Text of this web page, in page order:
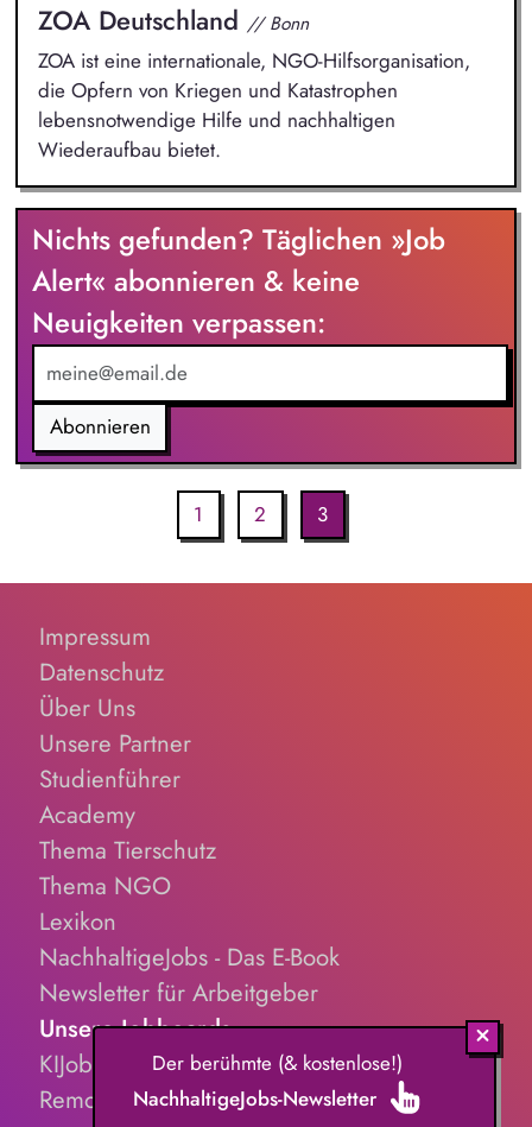
ZOA Deutschland // Bonn
ZOA ist eine internationale, NGO-Hilfsorganisation,
die Opfern von Kriegen und Katastrophen
lebensnotwendige Hilfe und nachhaltigen
Wiederaufbau bietet.
Nichts gefunden? Täglichen »Job
Alert« abonnieren & keine
Neuigkeiten verpassen:
Abonnieren
1 2 3
Impressum
Datenschutz
Über Uns
Unsere Partner
Studienführer
Academy
Thema Tierschutz
Thema NGO
Lexikon
NachhaltigeJobs - Das E-Book
Newsletter für Arbeitgeber
Unsere Jobboards
KIJobs.de
RemoteJobs.de
Der berühmte (& kostenlose!)
NachhaltigeJobs-Newsletter